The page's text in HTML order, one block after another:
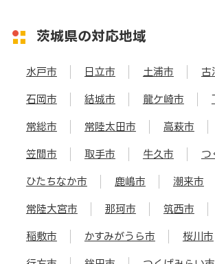
茨城県の対応地域
水戸市 日立市 土浦市 古
石岡市 結城市 龍ケ崎市
常総市 常陸太田市 高萩市
笠間市 取手市 牛久市 つ
ひたちなか市 鹿嶋市 潮来市
常陸大宮市 那珂市 筑西市
稲敷市 かすみがうら市 桜川市